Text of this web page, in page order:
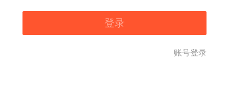
登录
账号登录